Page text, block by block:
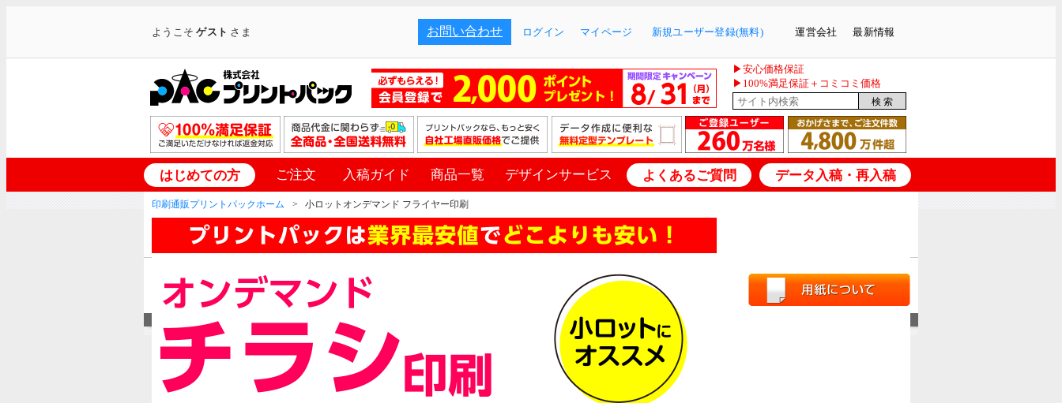
ようこそゲスト さま お問い合わせ ログイン マイページ 新規ユーザー登録(無料) 運営会社 最新情報
▶安心価格保証
▶100%満足保証＋コミコミ価格
はじめての方 ご注文 入稿ガイド 商品一覧 デザインサービス よくあるご質問 データ入稿・再入稿
印刷通販プリントパックホーム 小ロットオンデマンド フライヤー印刷